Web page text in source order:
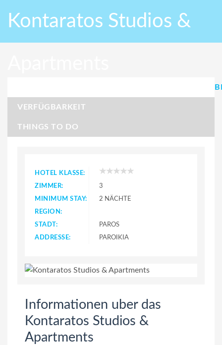
Kontaratos Studios &
VERFÜGBARKEIT
THINGS TO DO
HOTEL KLASSE:
ZIMMER:
3
MINIMUM STAY:
2 NÄCHTE
REGION:
STADT:
PAROS
ADDRESSE:
PAROIKIA
Informationen uber das
Kontaratos Studios &
Apartments